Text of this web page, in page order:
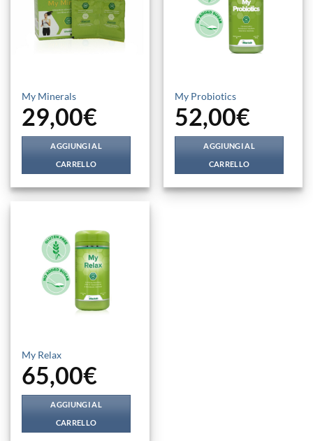
My Minerals
29,00€
AGGIUNGI AL
CARRELLO
My Probiotics
52,00€
AGGIUNGI AL
CARRELLO
My Relax
65,00€
AGGIUNGI AL
CARRELLO